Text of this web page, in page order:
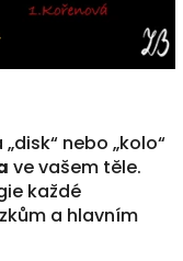
nebo „kolo“
ve vašem těle.
každé
a hlavním